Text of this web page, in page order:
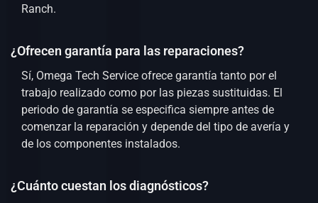
Ranch.
¿Ofrecen garantía para las reparaciones?
Sí, Omega Tech Service ofrece garantía tanto por el
trabajo realizado como por las piezas sustituidas. El
periodo de garantía se especifica siempre antes de
comenzar la reparación y depende del tipo de avería y
de los componentes instalados.
¿Cuánto cuestan los diagnósticos?